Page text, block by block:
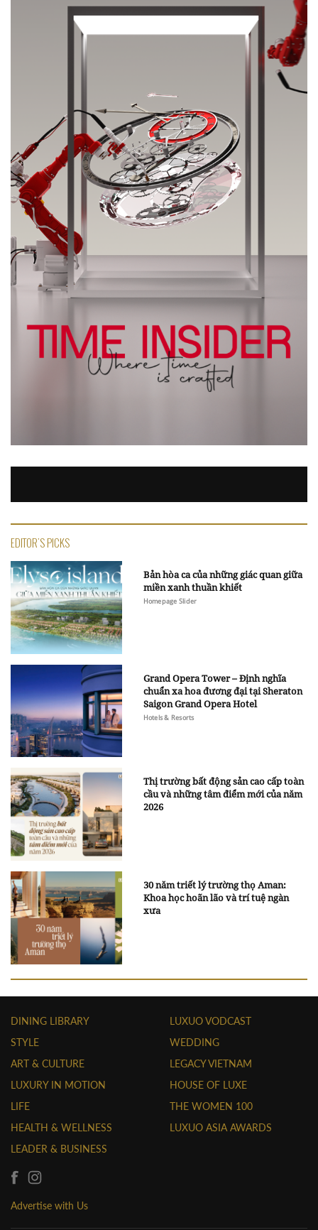
EDITOR'S PICKS
Bản hòa ca của những giác quan giữa
miền xanh thuần khiết
Homepage Slider
Grand Opera Tower – Định nghĩa
chuẩn xa hoa đương đại tại Sheraton
Saigon Grand Opera Hotel
Hotels & Resorts
Thị trường bất động sản cao cấp toàn
cầu và những tâm điểm mới của năm
2026
30 năm triết lý trường thọ Aman:
Khoa học hoãn lão và trí tuệ ngàn
xưa
DINING LIBRARY
STYLE
ART & CULTURE
LUXURY IN MOTION
LIFE
HEALTH & WELLNESS
LEADER & BUSINESS
LUXUO VODCAST
WEDDING
LEGACY VIETNAM
HOUSE OF LUXE
THE WOMEN 100
LUXUO ASIA AWARDS
Advertise with Us